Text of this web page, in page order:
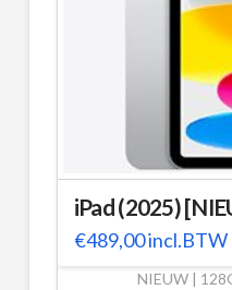
iPad (2025)
€489,00incl.BTW
NIEUW |